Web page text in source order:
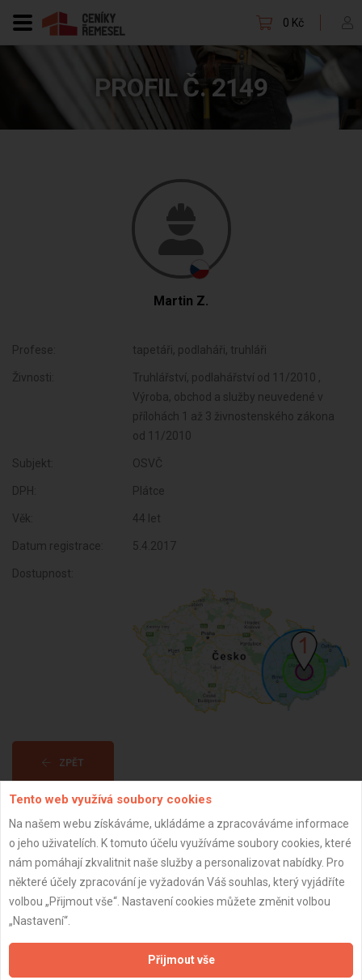
0 Kč
PROFIL Č. 2149
Martin Z.
Profese: tapetáři, podlaháři, truhláři
Živnosti:
Truhlářství, podlahářství od 11/2010 ,
Výroba, obchod a služby neuvedené v
přílohách 1 až 3 živnostenského zákona
od 11/2010
Subjekt: OSVČ
DPH: Plátce
Věk: 44 let
Datum registrace: 5.4.2017
Dostupnost:
ZPĚT
Aktualizováno z portálu ARES dne 29.12.2023 07:30:10
Zpracování a ochrana osobních údajů
Tento web využívá soubory cookies
Na našem webu získáváme, ukládáme a zpracováváme informace
o jeho uživatelích. K tomuto účelu využíváme soubory cookies, které
nám pomáhají zkvalitnit naše služby a personalizovat nabídky. Pro
některé účely zpracování je vyžadován Váš souhlas, který vyjádříte
volbou „Přijmout vše“. Nastavení cookies můžete změnit volbou
„Nastavení“.
Přijmout vše